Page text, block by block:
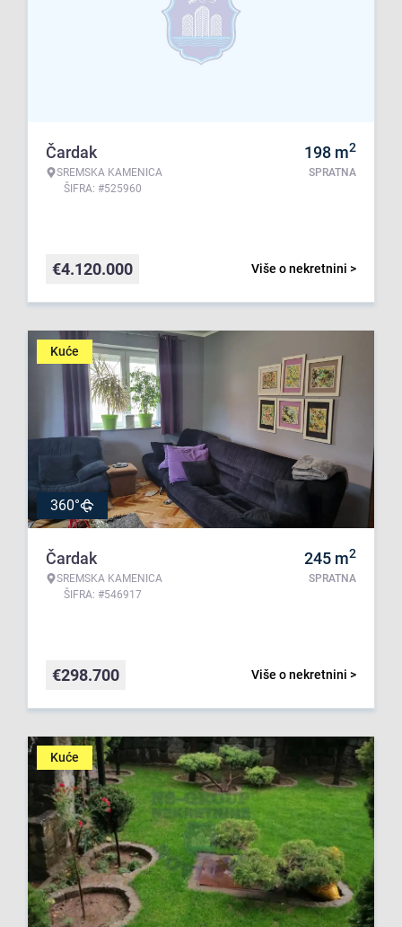
Čardak
SREMSKA KAMENICA
ŠIFRA: #525960
198 m2
SPRATNA
Više o nekretnini >
€4.120.000
Kuće
360°
Čardak
SREMSKA KAMENICA
ŠIFRA: #546917
245 m2
SPRATNA
Više o nekretnini >
€298.700
Kuće